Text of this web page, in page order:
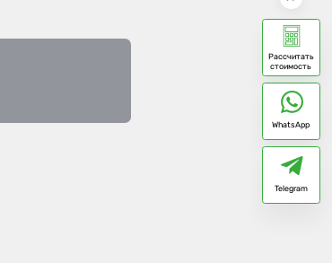
Рассчитать
стоимость
WhatsApp
Telegram